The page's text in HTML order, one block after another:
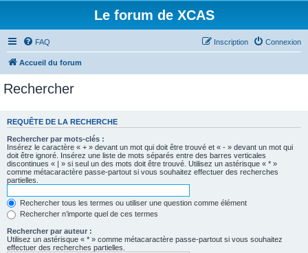
Le forum de XCAS
FAQ Connexion
Inscription
Accueil du forum
Rechercher
REQUÊTE DE LA RECHERCHE
Rechercher par mots-clés :
Insérez le caractère « + » devant un mot qui doit être trouvé et « - » devant un mot qui
doit être ignoré. Insérez une liste de mots séparés entre des barres verticales
discontinues « | » si seul un des mots doit être trouvé. Utilisez un astérisque « * »
comme métacaractère passe-partout si vous souhaitez effectuer des recherches
partielles.
Rechercher tous les termes ou utiliser une question comme élément
Rechercher n’importe quel de ces termes
Rechercher par auteur :
Utilisez un astérisque « * » comme métacaractère passe-partout si vous souhaitez
effectuer des recherches partielles.